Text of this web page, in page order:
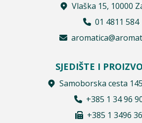
Vlaška 15, 10000
01 4811 584
SJEDIŠTE I
Samoborska cesta
+385 1 34 96
+385 1 3496